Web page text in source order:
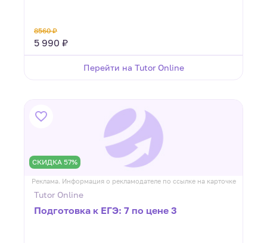
8560 ₽
5 990 ₽
Перейти на Tutor Online
СКИДКА 57%
Реклама. Информация о рекламодателе по ссылке на карточке
Tutor Online
Подготовка к ЕГЭ: 7 по цене 3